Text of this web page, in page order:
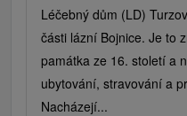
Léčebný dům (LD)
části lázní Bojnice. Je to
památka ze 16. století a
ubytování, stravování a
Nacházejí...